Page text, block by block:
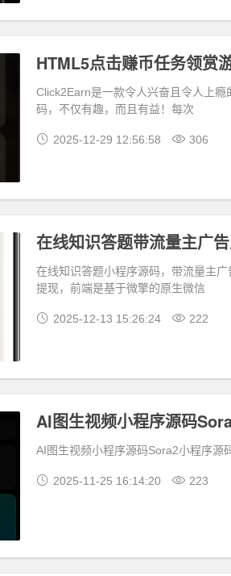
HTML5点击赚币任务领赏
Click2Earn是一款令人兴奋且令人上
码，不仅有趣，而且有益！每次
2025-12-29 12:56:58 306
在线知识答题带流量主广
在线知识答题小程序源码，带流量主
提现，前端是基于微擎的原生微信
2025-12-13 15:26:24 222
AI图生视频小程序源码
AI图生视频小程序源码Sora2小程序源
2025-11-25 16:14:20 223